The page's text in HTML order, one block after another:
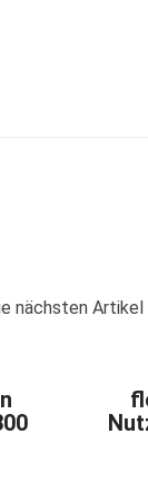
nächsten Artikel